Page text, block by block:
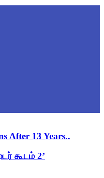
After 13 Years..
கூடம் 2’